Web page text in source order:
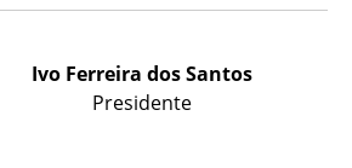
Ivo Ferreira dos Santos
Presidente